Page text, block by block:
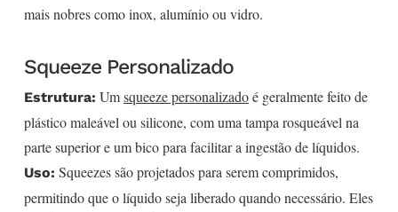
mais nobres como inox, alumínio ou vidro.
Squeeze Personalizado
Estrutura: Umsqueeze personalizadoé geralmente feito de
plástico maleável ou silicone, com uma tampa rosqueável na
parte superior e um bico para facilitar a ingestão de líquidos.
Uso: Squeezes são projetados para serem comprimidos,
permitindo que o líquido seja liberado quando necessário. Eles